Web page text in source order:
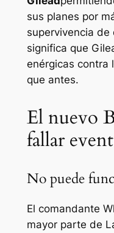
sus planes por
supervivencia
significa que
enérgicas contra
que antes.
El nuevo
fallar
No puede
El comandante
mayor parte de